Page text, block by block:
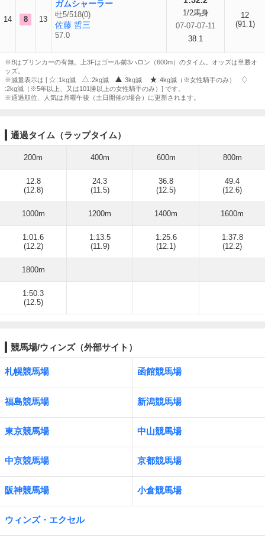
14 8 13
ガムシャーラー
牡5/518(0)
佐藤 哲三
57.0
1/2馬身
07-07-07-11
38.1
12
(91.1)
※Bはブリンカーの有無。上3Fはゴール前3ハロン（600m）のタイム。オッズは単勝オ
ッズ。
※減量表示は [
:1kg減 :2kg減 :3kg減
:4kg減（※女性騎手のみ）
:2kg減（※5年以上、又は101勝以上の女性騎手のみ）] です。
※通過順位、人気は月曜午後（土日開催の場合）に更新されます。
通過タイム（ラップタイム）
200m 400m 600m 800m
12.8
(12.8)
24.3
(11.5)
36.8
(12.5)
49.4
(12.6)
1000m 1200m 1400m 1600m
1:01.6
(12.2)
1:13.5
(11.9)
1:25.6
(12.1)
1:37.8
(12.2)
1800m
1:50.3
(12.5)
競馬場/ウィンズ（外部サイト）
札幌競馬場 函館競馬場
福島競馬場 新潟競馬場
東京競馬場 中山競馬場
中京競馬場 京都競馬場
阪神競馬場 小倉競馬場
ウィンズ・エクセル